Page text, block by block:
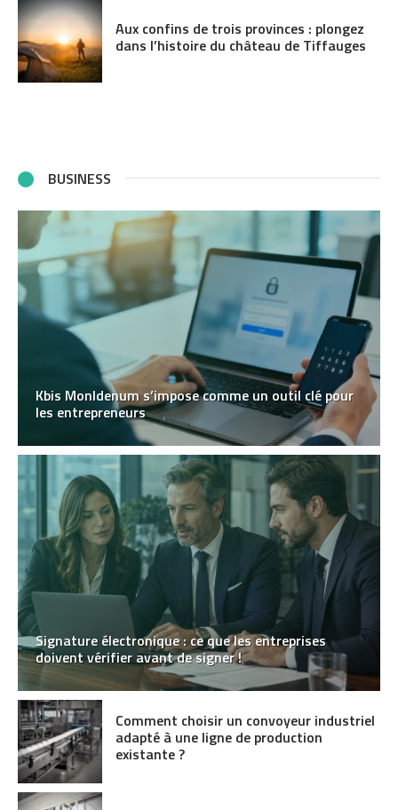
Aux confins de trois provinces : plongez
dans l’histoire du château de Tiffauges
BUSINESS
Kbis MonIdenum s’impose comme un outil clé pour
les entrepreneurs
Signature électronique : ce que les entreprises
doivent vérifier avant de signer !
Comment choisir un convoyeur industriel
adapté à une ligne de production
existante ?